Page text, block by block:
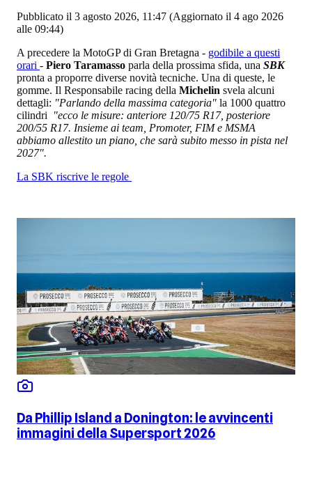
Pubblicato il 3 agosto 2026, 11:47 (Aggiornato il 4 ago 2026
alle 09:44)
A precedere la MotoGP di Gran Bretagna - godibile a questi
orari - Piero Taramasso parla della prossima sfida, una SBK
pronta a proporre diverse novità tecniche. Una di queste, le
gomme. Il Responsabile racing della Michelin svela alcuni
dettagli: "Parlando della massima categoria" la 1000 quattro
cilindri "ecco le misure: anteriore 120/75 R17, posteriore
200/55 R17. Insieme ai team, Promoter, FIM e MSMA
abbiamo allestito un piano, che sarà subito messo in pista nel
2027".
La SBK riscrive le regole
Da Phillip Island a Donington: le avvincenti
immagini della Supersport 2026